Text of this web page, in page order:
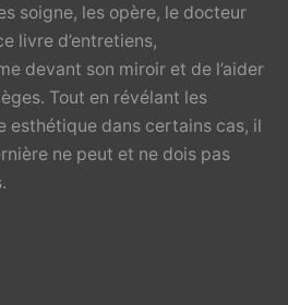
soigne, les opère, le docteur
livre d’entretiens,
devant son miroir et de l’aider
Tout en révélant les
esthétique dans certains cas, il
ne peut et ne dois pas